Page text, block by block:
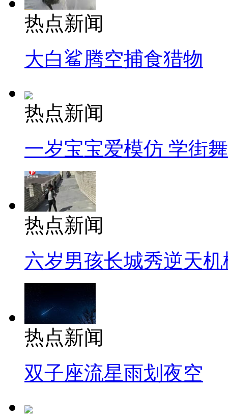
热点新闻
大白鲨腾空捕食猎物
热点新闻
一岁宝宝爱模仿 学街
热点新闻
六岁男孩长城秀逆天机
热点新闻
双子座流星雨划夜空